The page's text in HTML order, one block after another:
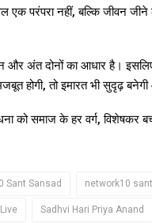
एक परंपरा नहीं, बल्कि जीवन
और अंत दोनों का आधार है।
होगी, तो इमारत भी सुदृढ़
को समाज के हर वर्ग,
Sant Sansad network10
Sadhvi Hari Priya Anand